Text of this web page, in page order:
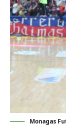
Monagas